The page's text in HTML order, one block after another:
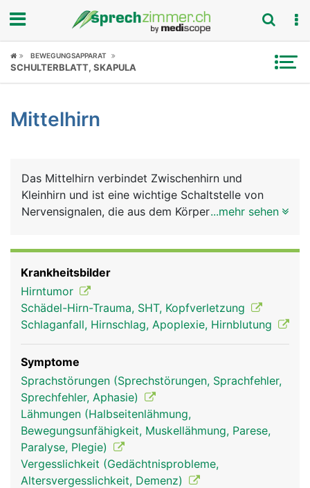
Fokus
Symptome
News
Rubriken
BEWEGUNGSAPPARAT
SCHULTERBLATT, SKAPULA
Mittelhirn
Das Mittelhirn verbindet Zwischenhirn und
Kleinhirn und ist eine wichtige Schaltstelle von
Nervensignalen, die aus dem Körper zum Grosshirn
Augenbewegungen.
Mittelhirn Frau
...mehr sehen
Krankheitsbilder
Hirntumor
Schädel-Hirn-Trauma, SHT, Kopfverletzung
Schlaganfall, Hirnschlag, Apoplexie, Hirnblutung
Symptome
Sprachstörungen (Sprechstörungen, Sprachfehler,
Sprechfehler, Aphasie)
Lähmungen (Halbseitenlähmung,
Bewegungsunfähigkeit, Muskellähmung, Parese,
Paralyse, Plegie)
Vergesslichkeit (Gedächtnisprobleme,
Altersvergesslichkeit, Demenz)